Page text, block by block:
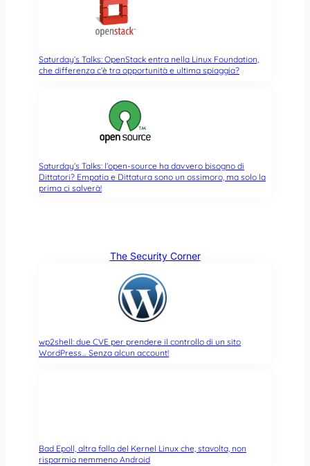
Saturday’s Talks: OpenStack entra nella Linux Foundation,
che differenza c’è tra opportunità e ultima spiaggia?
Saturday’s Talks: l’open-source ha davvero bisogno di
Dittatori? Empatia e Dittatura sono un ossimoro, ma solo la
prima ci salverà!
The Security Corner
wp2shell: due CVE per prendere il controllo di un sito
WordPress… Senza alcun account!
Bad Epoll, altra falla del Kernel Linux che, stavolta, non
risparmia nemmeno Android